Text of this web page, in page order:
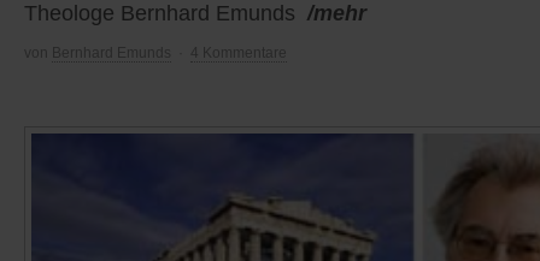
Theologe Bernhard Emunds /mehr
von Bernhard Emunds 4 Kommentare